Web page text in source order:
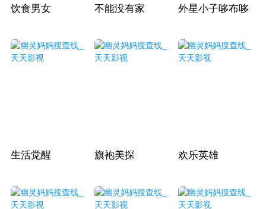
饮食男女 不能没有家 外星小子哆布哆
生活觉醒 旗袍美探 欢乐英雄